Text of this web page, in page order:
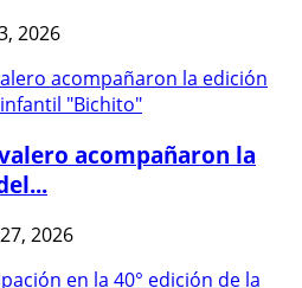
2026
acompañaron la
2026